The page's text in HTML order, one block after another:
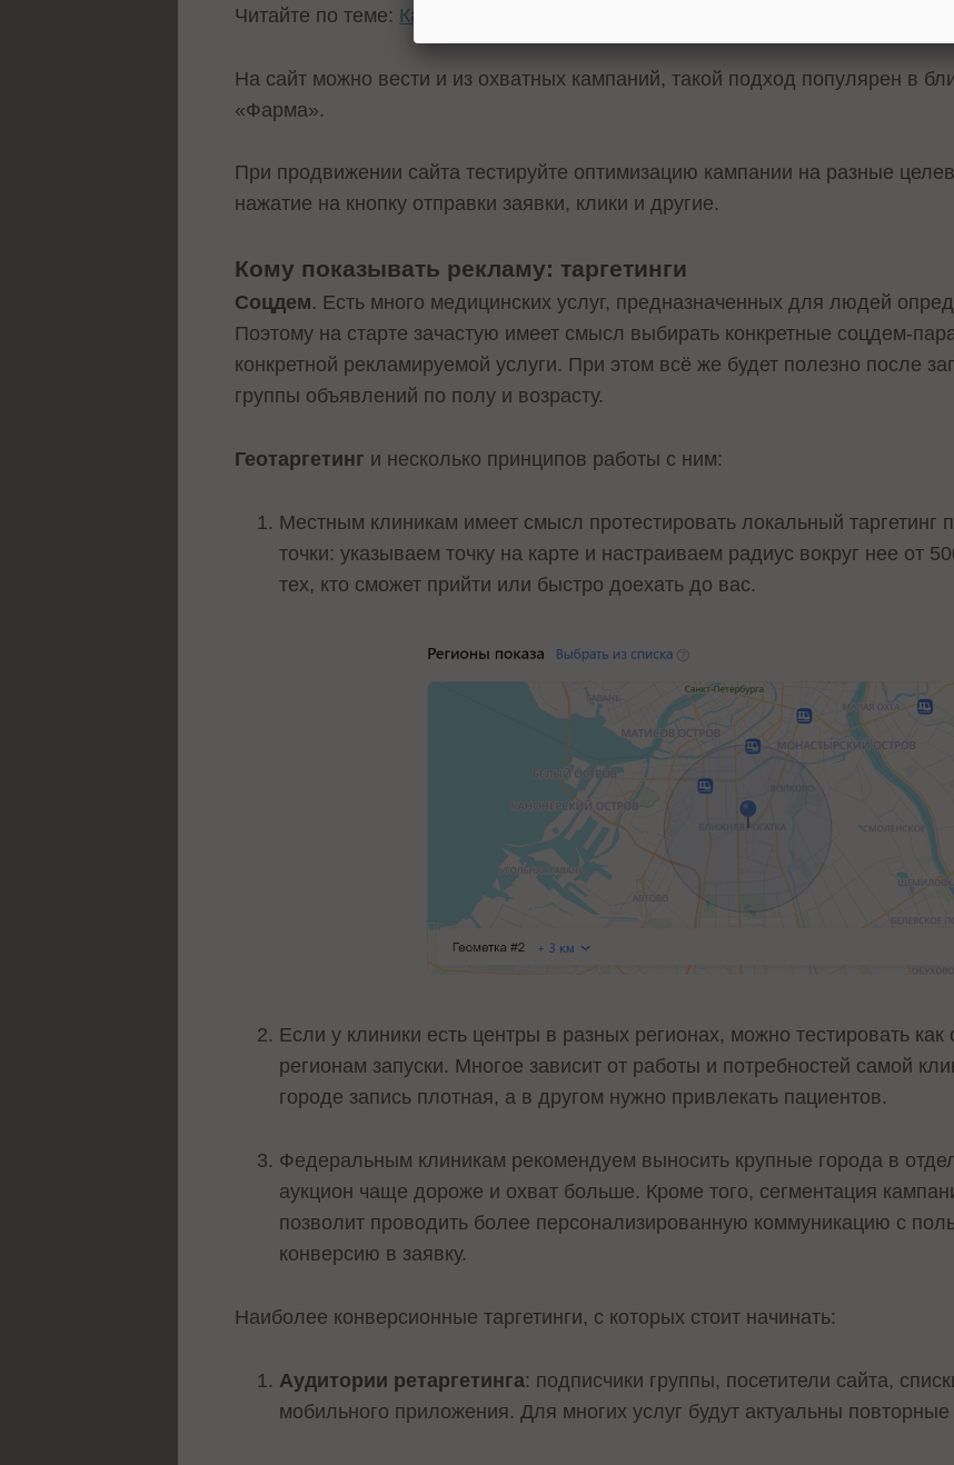
Читайте по теме: Как настроить пиксель и аудитории в новом кабинете VK
На сайт можно вести и из охватных кампаний, такой подход популярен в
«Фарма».
При продвижении сайта тестируйте оптимизацию кампании на разные
нажатие на кнопку отправки заявки, клики и другие.
Кому показывать рекламу: таргетинги
Соцдем. Есть много медицинских услуг, предназначенных для людей
Поэтому на старте зачастую имеет смысл выбирать конкретные соцдем-
конкретной рекламируемой услуги. При этом всё же будет полезно после
группы объявлений по полу и возрасту.
Геотаргетинг и несколько принципов работы с ним:
Местным клиникам имеет смысл протестировать локальный
точки: указываем точку на карте и настраиваем радиус вокруг нее от
тех, кто сможет прийти или быстро доехать до вас.
Если у клиники есть центры в разных регионах, можно тестировать
регионам запуски. Многое зависит от работы и потребностей самой
городе запись плотная, а в другом нужно привлекать пациентов.
Федеральным клиникам рекомендуем выносить крупные города в
аукцион чаще дороже и охват больше. Кроме того, сегментация
позволит проводить более персонализированную коммуникацию с
конверсию в заявку.
Наиболее конверсионные таргетинги, с которых стоит начинать:
Аудитории ретаргетинга: подписчики группы, посетители сайта,
мобильного приложения. Для многих услуг будут актуальны повторные